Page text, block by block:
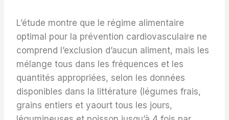
L’étude montre que le régime alimentaire
optimal pour la prévention cardiovasculaire ne
comprend l’exclusion d’aucun aliment, mais les
mélange tous dans les fréquences et les
quantités appropriées, selon les données
disponibles dans la littérature (légumes frais,
grains entiers et yaourt tous les jours,